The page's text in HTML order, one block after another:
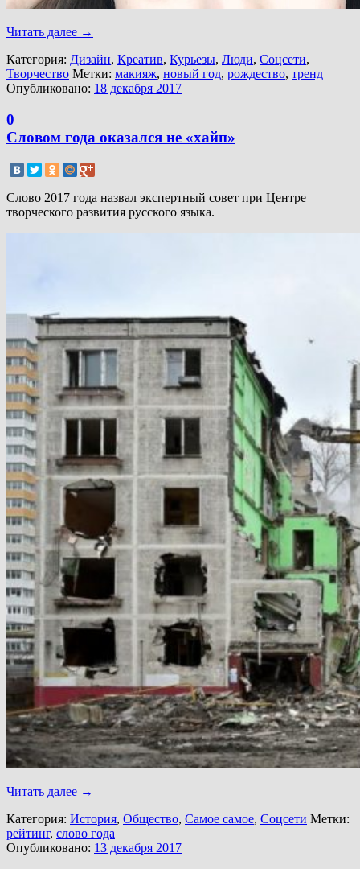
Читать далее →
Категория: Дизайн, Креатив, Курьезы, Люди, Соцсети,
Творчество Метки: макияж, новый год, рождество, тренд
Опубликовано: 18 декабря 2017
0
Словом года оказался не «хайп»
Слово 2017 года назвал экспертный совет при Центре
творческого развития русского языка.
Читать далее →
Категория: История, Общество, Самое самое, Соцсети Метки:
рейтинг, слово года
Опубликовано: 13 декабря 2017